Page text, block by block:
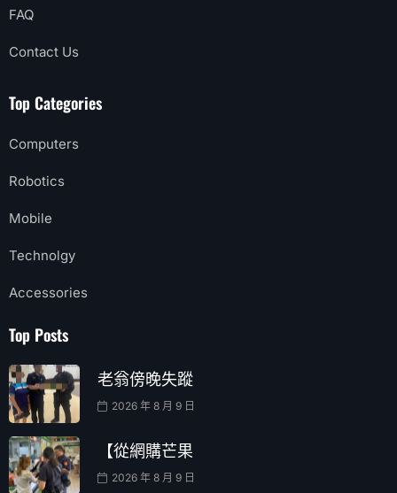
FAQ
Contact Us
Top Categories
Computers
Robotics
Mobile
Technolgy
Accessories
Top Posts
老翁傍晚失蹤
2026 年 8 月 9 日
【從網購芒果
2026 年 8 月 9 日